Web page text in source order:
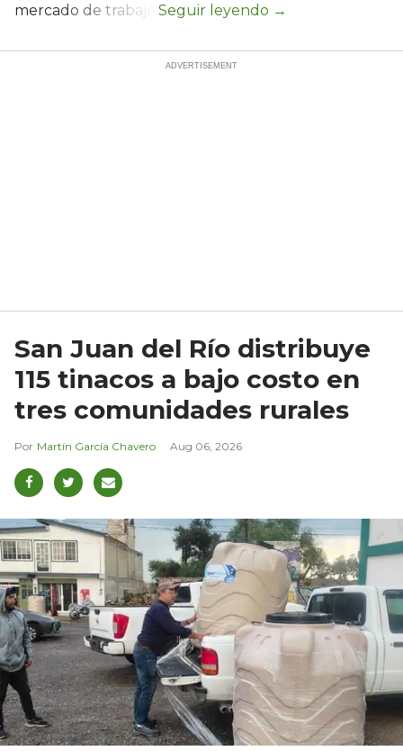
mercado de trabajo.
San Juan del Río distribuye
115 tinacos a bajo costo en
tres comunidades rurales
Martín García Chavero Aug 06, 2026